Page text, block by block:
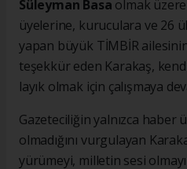
Süleyman Basa olmak
üyelerine, kuruculara ve 26
yapan büyük TİMBİR
teşekkür eden Karakaş,
layık olmak için çalışmaya
Gazeteciliğin yalnızca
olmadığını vurgulayan
yürümeyi, milletin sesi